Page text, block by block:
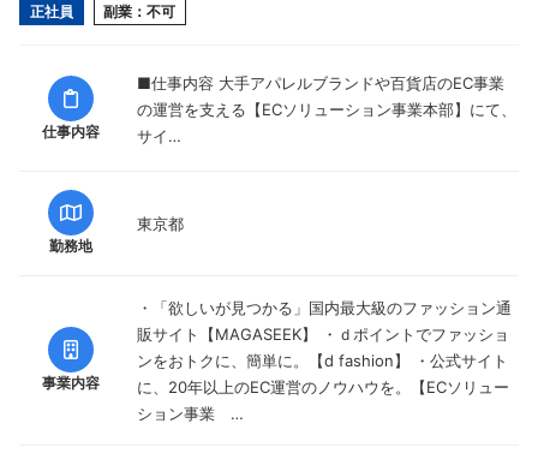
正社員 副業：不可
仕事内容
■仕事内容 大手アパレルブランドや百貨店のEC事業
の運営を支える【ECソリューション事業本部】にて、
サイ…
勤務地
東京都
事業内容
・「欲しいが見つかる」国内最大級のファッション通
販サイト【MAGASEEK】 ・ｄポイントでファッショ
ンをおトクに、簡単に。【d fashion】 ・公式サイト
に、20年以上のEC運営のノウハウを。【ECソリュー
ション事業 …